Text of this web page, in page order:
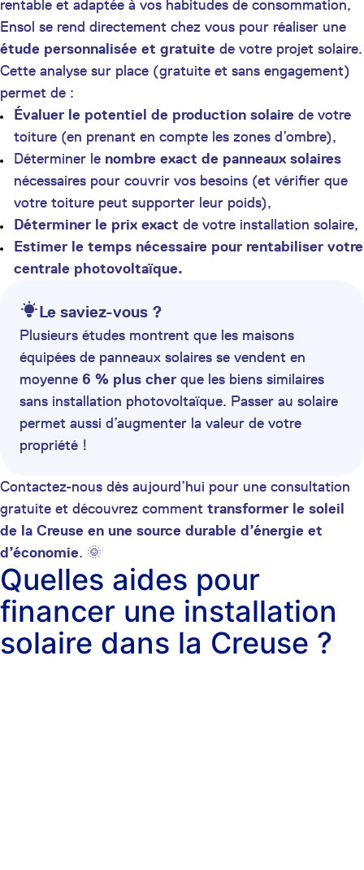
rentable et adaptée à vos habitudes de consommation,
Ensol se rend directement chez vous pour réaliser une
étude personnalisée et gratuite de votre projet solaire.
Cette analyse sur place (gratuite et sans engagement)
permet de :
Évaluer le potentiel de production solaire de votre
toiture (en prenant en compte les zones d’ombre),
Déterminer le nombre exact de panneaux solaires
nécessaires pour couvrir vos besoins (et vérifier que
votre toiture peut supporter leur poids),
Déterminer le prix exact de votre installation solaire,
Estimer le temps nécessaire pour rentabiliser votre
centrale photovoltaïque.
Le saviez-vous ?
Plusieurs études montrent que les maisons
équipées de panneaux solaires se vendent en
moyenne 6 % plus cher que les biens similaires
sans installation photovoltaïque. Passer au solaire
permet aussi d’augmenter la valeur de votre
propriété !
Contactez-nous dès aujourd’hui pour une consultation
gratuite et découvrez comment transformer le soleil
de la Creuse en une source durable d’énergie et
d’économie. 🌞
Quelles aides pour
financer une installation
solaire dans la Creuse ?